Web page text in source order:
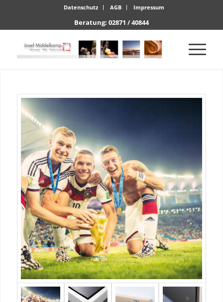
Datenschutz AGB Impressum
Beratung: 02871 / 40844